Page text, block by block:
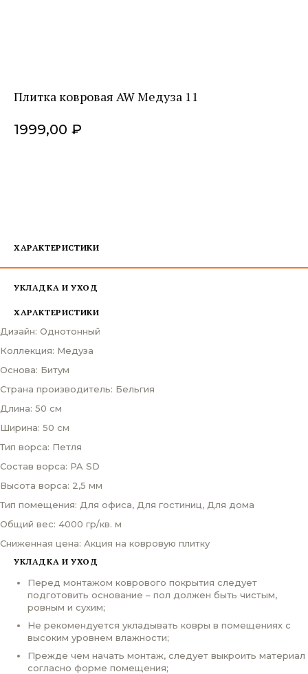
Плитка ковровая AW Медуза 11
1999,00 ₽
ХАРАКТЕРИСТИКИ
УКЛАДКА И УХОД
ХАРАКТЕРИСТИКИ
Дизайн: Однотонный
Коллекция: Медуза
Основа: Битум
Страна производитель: Бельгия
Длина: 50 см
Ширина: 50 см
Тип ворса: Петля
Состав ворса: PA SD
Высота ворса: 2,5 мм
Тип помещения: Для офиса, Для гостиниц, Для дома
Общий вес: 4000 гр/кв. м
Сниженная цена: Акция на ковровую плитку
УКЛАДКА И УХОД
Перед монтажом коврового покрытия следует
подготовить основание – пол должен быть чистым,
ровным и сухим;
Не рекомендуется укладывать ковры в помещениях с
высоким уровнем влажности;
Прежде чем начать монтаж, следует выкроить материал
согласно форме помещения;